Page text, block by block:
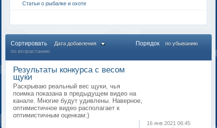
Статьи о рыбалке и охоте
Сортировать Дата добавления Порядок
по убыванию
по возрастанию
Результаты конкурса с весом
щуки
Раскрываю реальный вес щуки, чья
поимка показана в предыдущем видео на
канале. Многие будут удивлены. Наверное,
оптимистичное видео располагает к
оптимистичным оценкам:)
16 янв 2021 06:45